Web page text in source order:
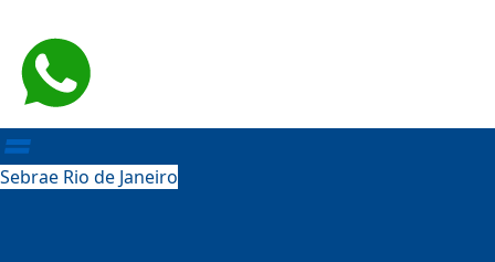
Sebrae Rio de Janeiro